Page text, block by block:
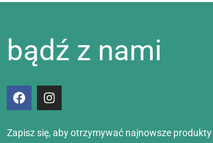
bądź z nami
Zapisz się, aby otrzymywać najnowsze